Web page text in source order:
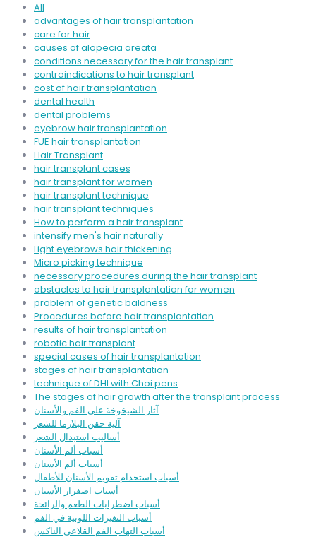
All
advantages of hair transplantation
care for hair
causes of alopecia areata
conditions necessary for the hair transplant
contraindications to hair transplant
cost of hair transplantation
dental health
dental problems
eyebrow hair transplantation
FUE hair transplantation
Hair Transplant
hair transplant cases
hair transplant for women
hair transplant technique
hair transplant techniques
How to perform a hair transplant
intensify men's hair naturally
Light eyebrows hair thickening
Micro picking technique
necessary procedures during the hair transplant
obstacles to hair transplantation for women
problem of genetic baldness
Procedures before hair transplantation
results of hair transplantation
robotic hair transplant
special cases of hair transplantation
stages of hair transplantation
technique of DHI with Choi pens
The stages of hair growth after the transplant process
آثار الشيخوخة على الفم والأسنان
آلية حقن البلازما للشعر
أساليب استبدال الشعر
أسباب ألم الأسنان
أسباب ألم الأسنان
أسباب استخدام تقويم الأسنان للأطفال
أسباب اصفرار الأسنان
أسباب اضطرابات الطعم والرائحة
أسباب التغيرات اللونية في الفم
أسباب التهاب الفم القلاعي الناكس